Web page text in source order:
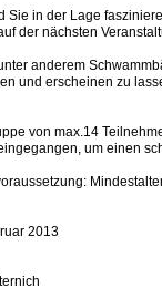
Sie in der Lage
der nächsten
anderem
und erscheinen zu
von max.14
um einen
2013